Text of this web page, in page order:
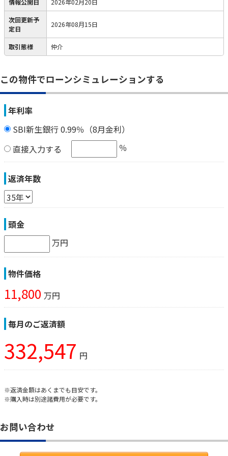
情報公開日 2026年02月20日
次回更新予
定日
2026年08月15日
取引態様 仲介
この物件でローンシミュレーションする
年利率
SBI新生銀行 0.99％（8月金利）
直接入力する
％
返済年数
頭金
万円
物件価格
11,800 万円
毎月のご返済額
332,547 円
※返済金額はあくまでも目安です。
※購入時は別途諸費用が必要です。
お問い合わせ